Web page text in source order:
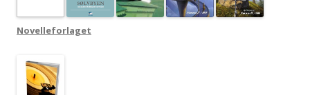
Novelleforlaget